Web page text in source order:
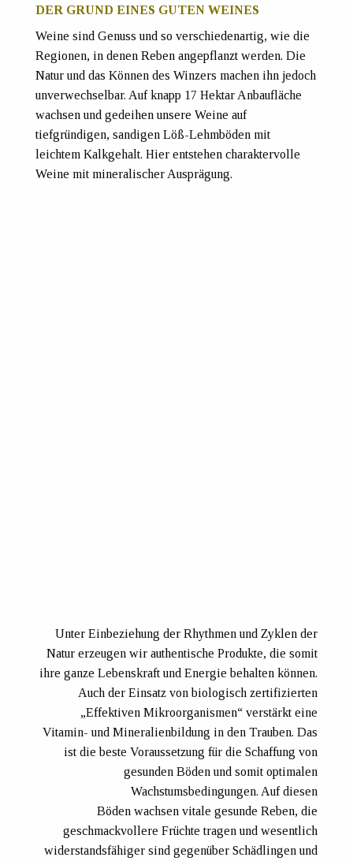
DER GRUND EINES GUTEN WEINES
Weine sind Genuss und so verschiedenartig, wie die
Regionen, in denen Reben angepflanzt werden. Die
Natur und das Können des Winzers machen ihn jedoch
unverwechselbar. Auf knapp 17 Hektar Anbaufläche
wachsen und gedeihen unsere Weine auf
tiefgründigen, sandigen Löß-Lehmböden mit
leichtem Kalkgehalt. Hier entstehen charaktervolle
Weine mit mineralischer Ausprägung.
Unter Einbeziehung der Rhythmen und Zyklen der
Natur erzeugen wir authentische Produkte, die somit
ihre ganze Lebenskraft und Energie behalten können.
Auch der Einsatz von biologisch zertifizierten
„Effektiven Mikroorganismen“ verstärkt eine
Vitamin- und Mineralienbildung in den Trauben. Das
ist die beste Voraussetzung für die Schaffung von
gesunden Böden und somit optimalen
Wachstumsbedingungen. Auf diesen
Böden wachsen vitale gesunde Reben, die
geschmackvollere Früchte tragen und wesentlich
widerstandsfähiger sind gegenüber Schädlingen und